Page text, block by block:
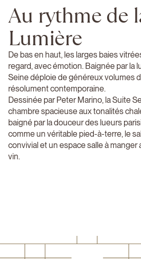
Au rythme de
Lumière
De bas en haut, les larges baies
regard, avec émotion. Baignée par la
Seine déploie de généreux volumes
résolument contemporaine.
Dessinée par Peter Marino, la Suite
chambre spacieuse aux tonalités
baigné par la douceur des lueurs
comme un véritable pied-à-terre, le
convivial et un espace salle à manger
vin.